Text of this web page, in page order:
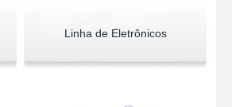
Linha de Eletrônicos